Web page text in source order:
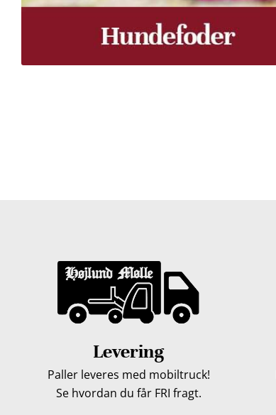
Levering
Paller leveres med mobiltruck!
Se hvordan du får FRI fragt.